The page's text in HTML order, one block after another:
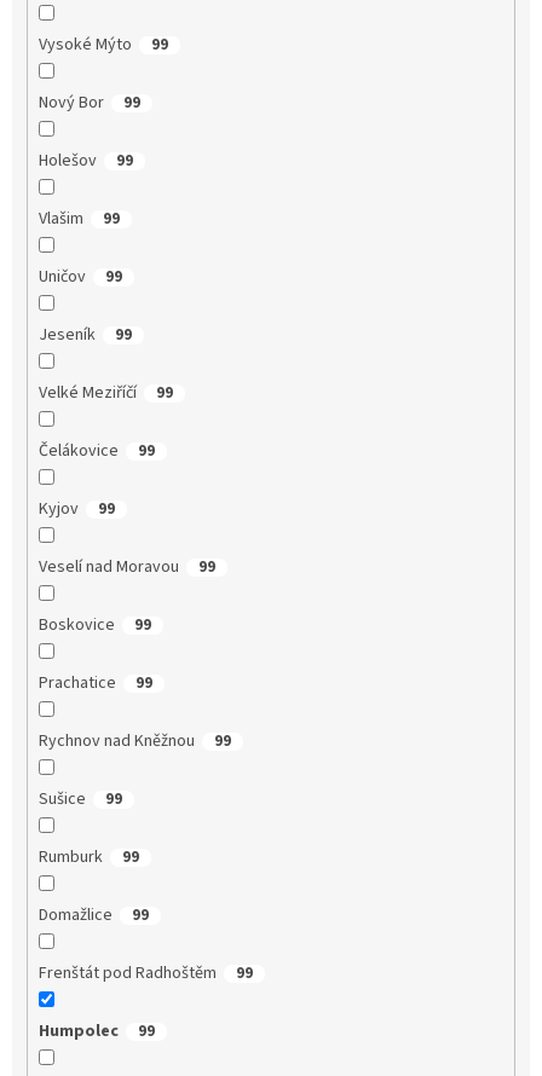
Vysoké Mýto 99
Nový Bor 99
Holešov 99
Vlašim 99
Uničov 99
Jeseník 99
Velké Meziříčí 99
Čelákovice 99
Kyjov 99
Veselí nad Moravou 99
Boskovice 99
Prachatice 99
Rychnov nad Kněžnou 99
Sušice 99
Rumburk 99
Domažlice 99
Frenštát pod Radhoštěm 99
Humpolec 99